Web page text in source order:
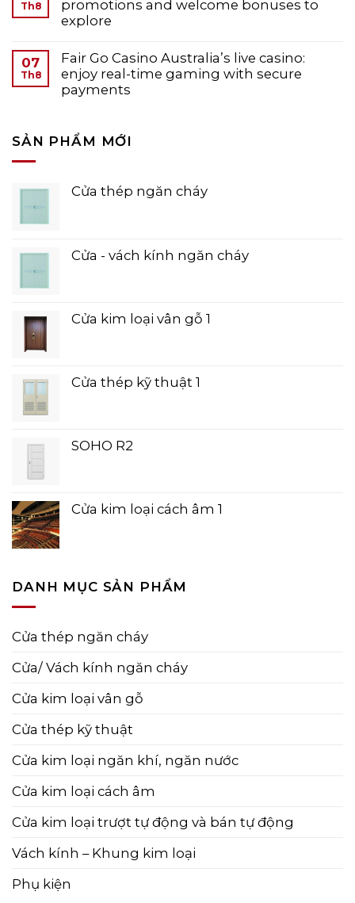
Th8
promotions and welcome bonuses to
explore
07
Th8
Fair Go Casino Australia’s live casino:
enjoy real-time gaming with secure
payments
SẢN PHẨM MỚI
Cửa thép ngăn cháy
Cửa - vách kính ngăn cháy
Cửa kim loại vân gỗ 1
Cửa thép kỹ thuật 1
SOHO R2
Cửa kim loại cách âm 1
DANH MỤC SẢN PHẨM
Cửa thép ngăn cháy
Cửa/ Vách kính ngăn cháy
Cửa kim loại vân gỗ
Cửa thép kỹ thuật
Cửa kim loại ngăn khí, ngăn nước
Cửa kim loại cách âm
Cửa kim loại trượt tự động và bán tự động
Vách kính – Khung kim loại
Phụ kiện